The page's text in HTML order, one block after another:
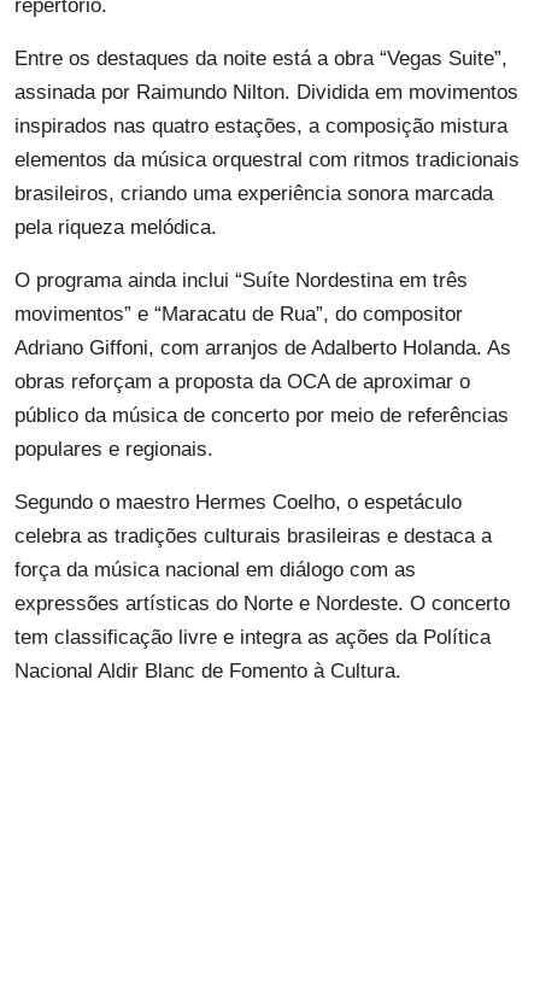
repertório.
Entre os destaques da noite está a obra “Vegas Suite”,
assinada por Raimundo Nilton. Dividida em movimentos
inspirados nas quatro estações, a composição mistura
elementos da música orquestral com ritmos tradicionais
brasileiros, criando uma experiência sonora marcada
pela riqueza melódica.
O programa ainda inclui “Suíte Nordestina em três
movimentos” e “Maracatu de Rua”, do compositor
Adriano Giffoni, com arranjos de Adalberto Holanda. As
obras reforçam a proposta da OCA de aproximar o
público da música de concerto por meio de referências
populares e regionais.
Segundo o maestro Hermes Coelho, o espetáculo
celebra as tradições culturais brasileiras e destaca a
força da música nacional em diálogo com as
expressões artísticas do Norte e Nordeste. O concerto
tem classificação livre e integra as ações da Política
Nacional Aldir Blanc de Fomento à Cultura.